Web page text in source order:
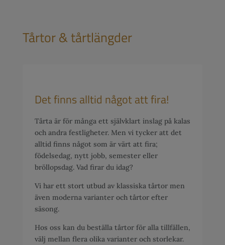
Tårtor & tårtlängder
Det finns alltid något att fira!
Tårta är för många ett självklart inslag på kalas
och andra festligheter. Men vi tycker att det
alltid finns något som är värt att fira;
födelsedag, nytt jobb, semester eller
bröllopsdag. Vad firar du idag?
Vi har ett stort utbud av klassiska tårtor men
även moderna varianter och tårtor efter
säsong.
Hos oss kan du beställa tårtor för alla tillfällen,
välj mellan flera olika varianter och storlekar.